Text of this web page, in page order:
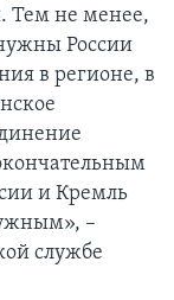
Тем не менее,
России
в регионе, в
и Кремль
–
службе